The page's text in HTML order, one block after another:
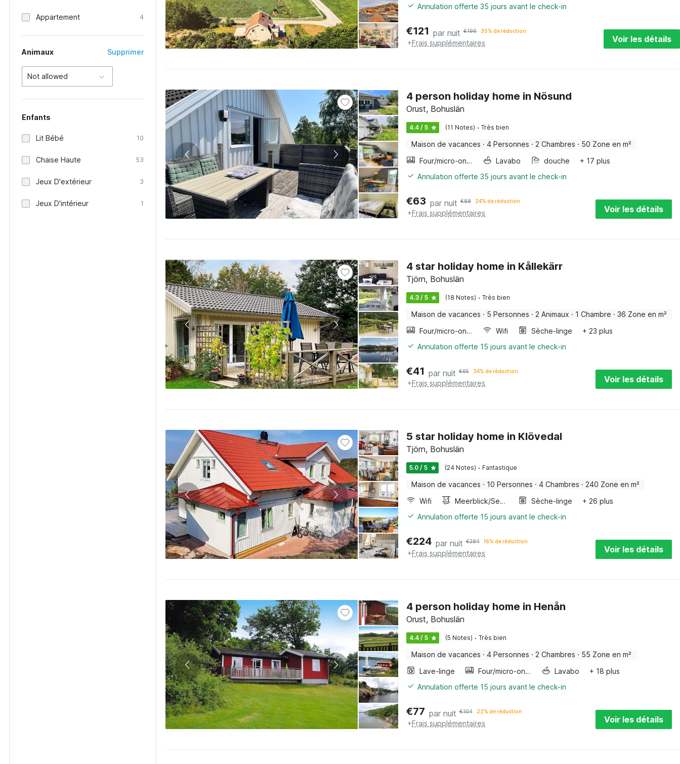
Appartement 4
Animaux Supprimer
Not allowed
Enfants
Lit Bébé 10
Chaise Haute 53
Jeux D'extérieur 3
Jeux D'intérieur 1
Annulation offerte 35 jours avant le check-in
€121 par nuit €196 35% de réduction
+Frais supplémentaires Voir les détails
4 person holiday home in Nösund
Orust, Bohuslän
4.4 / 5 (11 Notes) · Très bien
Maison de vacances · 4 Personnes · 2 Chambres · 50 Zone en m²
Four/micro-onde combinés
Lavabo douche
+ 17 plus
Annulation offerte 35 jours avant le check-in
€63 par nuit €88 24% de réduction
+Frais supplémentaires Voir les détails
4 star holiday home in Kållekärr
Tjörn, Bohuslän
4.3 / 5 (18 Notes) · Très bien
Maison de vacances · 5 Personnes · 2 Animaux · 1 Chambre · 36 Zone en m²
Four/micro-onde combinés
Wifi Sèche-linge
+ 23 plus
Annulation offerte 15 jours avant le check-in
€41 par nuit €65 34% de réduction
+Frais supplémentaires Voir les détails
5 star holiday home in Klövedal
Tjörn, Bohuslän
5.0 / 5 (24 Notes) · Fantastique
Maison de vacances · 10 Personnes · 4 Chambres · 240 Zone en m²
Wifi
Meerblick/Seeblick Sèche-linge
+ 26 plus
Annulation offerte 15 jours avant le check-in
€224 par nuit €284 16% de réduction
+Frais supplémentaires Voir les détails
4 person holiday home in Henån
Orust, Bohuslän
4.4 / 5 (5 Notes) · Très bien
Maison de vacances · 4 Personnes · 2 Chambres · 55 Zone en m²
Lave-linge
Four/micro-onde combinés Lavabo
+ 18 plus
Annulation offerte 15 jours avant le check-in
€77 par nuit €104 22% de réduction
+Frais supplémentaires Voir les détails